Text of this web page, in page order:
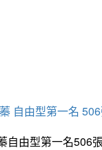
自由型第一名
由型第一名